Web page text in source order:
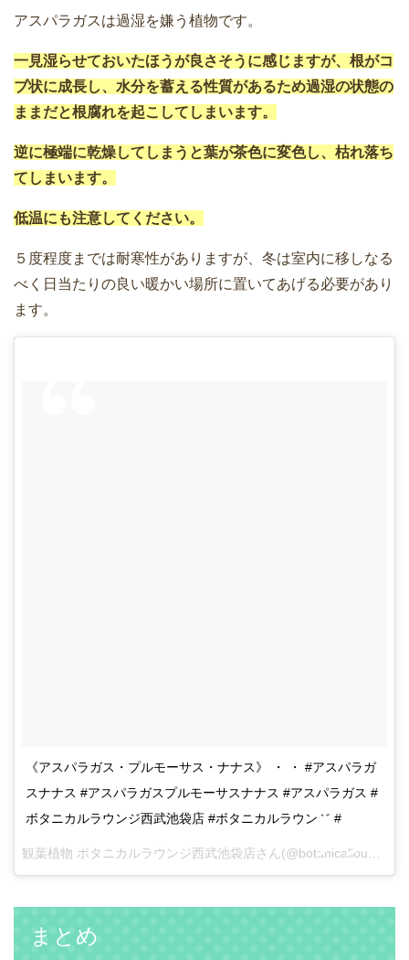
アスパラガスは過湿を嫌う植物です。
一見湿らせておいたほうが良さそうに感じますが、根がコ
ブ状に成長し、水分を蓄える性質があるため過湿の状態の
ままだと根腐れを起こしてしまいます。
逆に極端に乾燥してしまうと葉が茶色に変色し、枯れ落ち
てしまいます。
低温にも注意してください。
５度程度までは耐寒性がありますが、冬は室内に移しなる
べく日当たりの良い暖かい場所に置いてあげる必要があり
ます。
《アスパラガス・プルモーサス・ナナス》 ・ ・ #アスパラガ
スナナス #アスパラガスプルモーサスナナス #アスパラガス #
ボタニカルラウンジ西武池袋店 #ボタニカルラウンジ #
観葉植物 ボタニカルラウンジ西武池袋店さん(@botanicallounge_ikebukuro)がシェアした投稿 –
まとめ